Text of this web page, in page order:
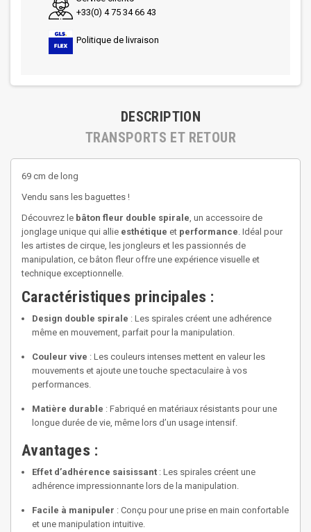
+33(0) 4 75 34 66 43
Politique de livraison
DESCRIPTION
TRANSPORTS ET RETOUR
69 cm de long
Vendu sans les baguettes !
Découvrez le bâton fleur double spirale, un accessoire de
jonglage unique qui allie esthétique et performance. Idéal pour
les artistes de cirque, les jongleurs et les passionnés de
manipulation, ce bâton fleur offre une expérience visuelle et
technique exceptionnelle.
Caractéristiques principales :
Design double spirale : Les spirales créent une adhérence
même en mouvement, parfait pour la manipulation.
Couleur vive : Les couleurs intenses mettent en valeur les
mouvements et ajoute une touche spectaculaire à vos
performances.
Matière durable : Fabriqué en matériaux résistants pour une
longue durée de vie, même lors d’un usage intensif.
Avantages :
Effet d’adhérence saisissant : Les spirales créent une
adhérence impressionnante lors de la manipulation.
Facile à manipuler : Conçu pour une prise en main confortable
et une manipulation intuitive.